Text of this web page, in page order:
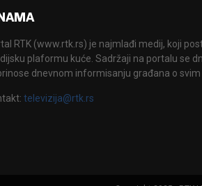
RTK (www.rtk.rs) je najmlađi medij, koji
plaformu kuće. Sadržaji na portalu se
dnevnom informisanju građana o
televizija@rtk.rs